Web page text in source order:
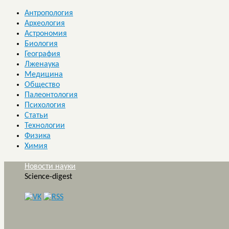
Антропология
Археология
Астрономия
Биология
География
Лженаука
Медицина
Общество
Палеонтология
Психология
Статьи
Технологии
Физика
Химия
Новости науки
Science-digest